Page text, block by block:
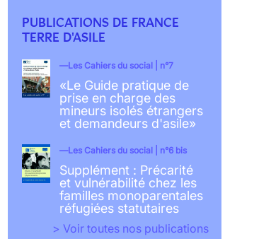
PUBLICATIONS DE FRANCE
TERRE D'ASILE
Les Cahiers du social | n°7
«Le Guide pratique de
prise en charge des
mineurs isolés étrangers
et demandeurs d'asile»
Les Cahiers du social | n°6 bis
Supplément : Précarité
et vulnérabilité chez les
familles monoparentales
réfugiées statutaires
> Voir toutes nos publications